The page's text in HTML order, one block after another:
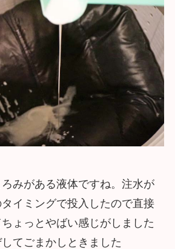
みがある液体ですね。注水が
イミングで投入したので直接
ょっとやばい感じがしました
てごまかしときました